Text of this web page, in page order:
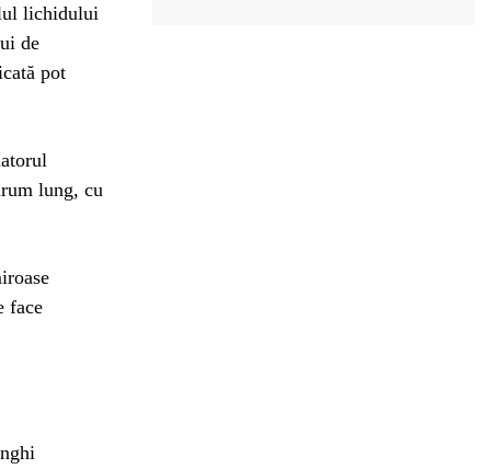
lichidului
de
pot
lung, cu
face